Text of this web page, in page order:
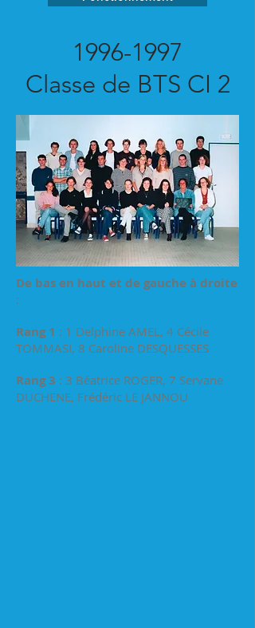
1996-1997
Classe de BTS CI 2
De bas en haut et de gauche à droite
:
Rang 1 : 1 Delphine AMEL, 4 Cécile
TOMMASI, 8 Caroline DESQUESSES
Rang 3 : 3 Béatrice ROGER, 7 Servane
DUCHENE, Frédéric LE JANNOU